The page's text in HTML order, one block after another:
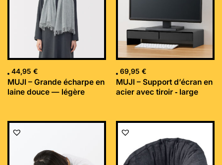
44,95 €
MUJI – Grande écharpe en
laine douce — légère
69,95 €
MUJI – Support d’écran en
acier avec tiroir ‐ large